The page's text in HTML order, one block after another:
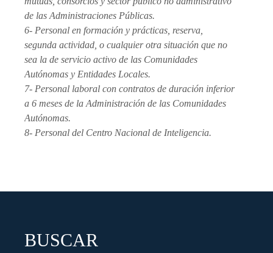
de las Administraciones Públicas.
6- Personal en formación y prácticas, reserva,
segunda actividad, o cualquier otra situación que no
sea la de servicio activo de las Comunidades
Autónomas y Entidades Locales.
7- Personal laboral con contratos de duración inferior
a 6 meses de la Administración de las Comunidades
Autónomas.
8- Personal del Centro Nacional de Inteligencia.
BUSCAR